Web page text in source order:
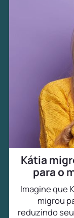
Kátia
para o
Imagine que
migrou
reduzindo